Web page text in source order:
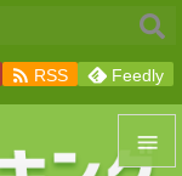

 RSS Feedly